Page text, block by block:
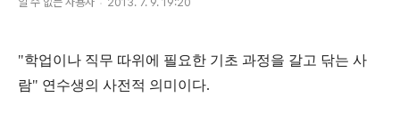
"학업이나 직무 따위에 필요한 기초 과정을 갈고 닦는 사
람" 연수생의 사전적 의미이다.